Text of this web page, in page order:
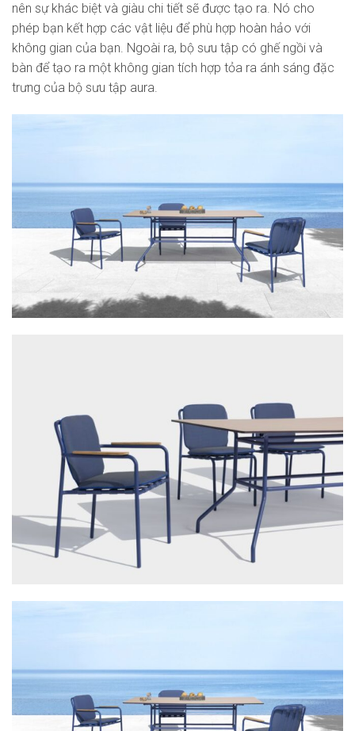
nên sự khác biệt và giàu chi tiết sẽ được tạo ra. Nó cho
phép bạn kết hợp các vật liệu để phù hợp hoàn hảo với
không gian của bạn. Ngoài ra, bộ sưu tập có ghế ngồi và
bàn để tạo ra một không gian tích hợp tỏa ra ánh sáng đặc
trưng của bộ sưu tập aura.